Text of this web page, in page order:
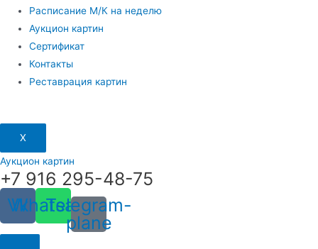
Расписание М/К на неделю
Аукцион картин
Сертификат
Контакты
Реставрация картин
X
Аукцион картин
+7 916 295-48-75
Vk
Whatsapp
Telegram-
plane